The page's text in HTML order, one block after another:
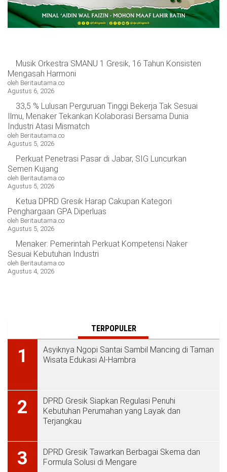
Musik Orkestra SMANU 1 Gresik, 16 Tahun Konsisten
Mengasah Harmoni
oleh Beritautama.co
Agustus 6, 2026
33,5 % Lulusan Perguruan Tinggi Bekerja Tak Sesuai
Ilmu, Menaker Tekankan Kolaborasi Bersama Dunia
Industri Atasi Mismatch
oleh Beritautama.co
Agustus 5, 2026
Perkuat Penetrasi Pasar di Jabar, SIG Luncurkan
Semen Kujang
oleh Beritautama.co
Agustus 5, 2026
Ketua DPRD Gresik Harap Cakupan Kategori
Penghargaan GPA Diperluas
oleh Beritautama.co
Agustus 5, 2026
Menaker: Pemerintah Perkuat Kompetensi Naker
Sesuai Kebutuhan Industri
oleh Beritautama.co
Agustus 4, 2026
TERPOPULER
1
Asyiknya Ngopi Santai Sambil Mancing di Taman
Wisata Edukasi Al-Hambra
2
DPRD Gresik Siapkan Regulasi Penuhi
Kebutuhan Perumahan yang Layak dan
Terjangkau
3
DPRD Gresik Tawarkan Berbagai Skema dan
Formula Solusi di Mengare